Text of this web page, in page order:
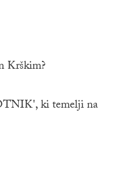
Krškim?
ki temelji na